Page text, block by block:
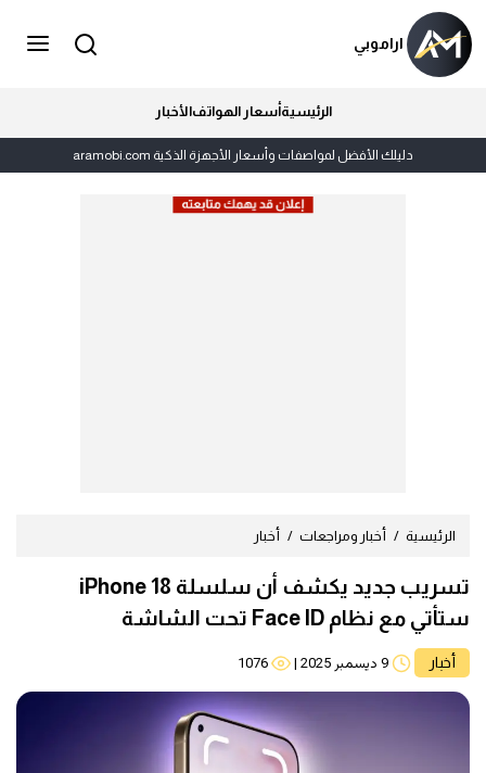
اراموبي
الرئيسيةأسعار الهواتفالأخبار
دليلك الأفضل لمواصفات وأسعار الأجهزة الذكية aramobi.com
الرئيسية أخبار ومراجعات أخبار
تسريب جديد يكشف أن سلسلة iPhone 18
ستأتي مع نظام Face ID تحت الشاشة
أخبار 9 ديسمبر 2025 |
1076